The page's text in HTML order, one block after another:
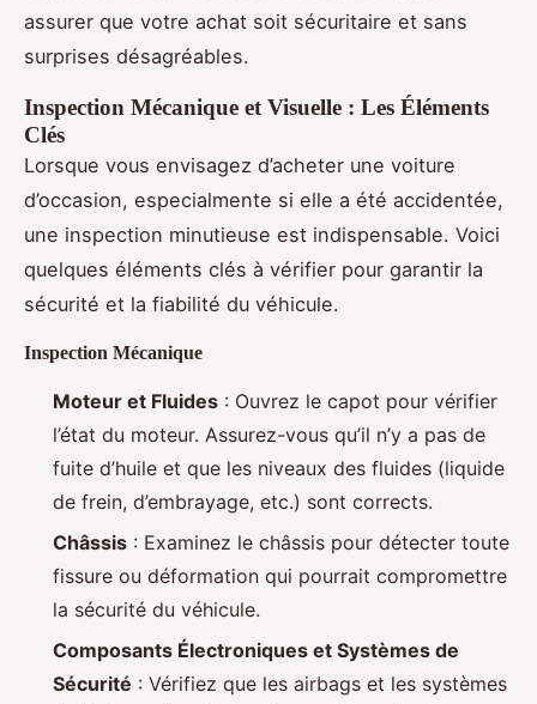
assurer que votre achat soit sécuritaire et sans
surprises désagréables.
Inspection Mécanique et Visuelle : Les Éléments
Clés
Lorsque vous envisagez d’acheter une voiture
d’occasion, especialmente si elle a été accidentée,
une inspection minutieuse est indispensable. Voici
quelques éléments clés à vérifier pour garantir la
sécurité et la fiabilité du véhicule.
Inspection Mécanique
Moteur et Fluides : Ouvrez le capot pour vérifier
l’état du moteur. Assurez-vous qu’il n’y a pas de
fuite d’huile et que les niveaux des fluides (liquide
de frein, d’embrayage, etc.) sont corrects.
Châssis : Examinez le châssis pour détecter toute
fissure ou déformation qui pourrait compromettre
la sécurité du véhicule.
Composants Électroniques et Systèmes de
Sécurité : Vérifiez que les airbags et les systèmes